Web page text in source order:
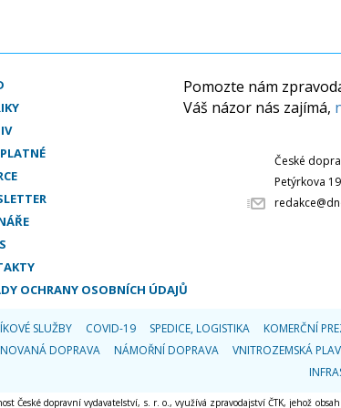
OCHRANY OSOBNÍCH ÚDAJŮ
Pomozte nám
Váš názor nás zajímá,
České
Petýrkova
SLUŽBY COVID-19 SPEDICE, LOGISTIKA KOMERČNÍ
DOPRAVA
NÁMOŘNÍ DOPRAVA VNITROZEMSKÁ
České dopravní vydavatelství, s. r. o., využívá zpravodajství ČTK, jehož